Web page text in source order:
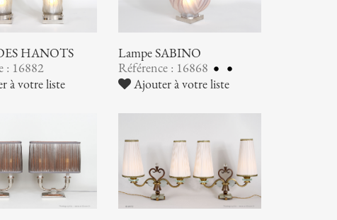
HANOTS
: 16882
à votre liste
Lampe SABINO
Référence : 16868
Ajouter à votre liste